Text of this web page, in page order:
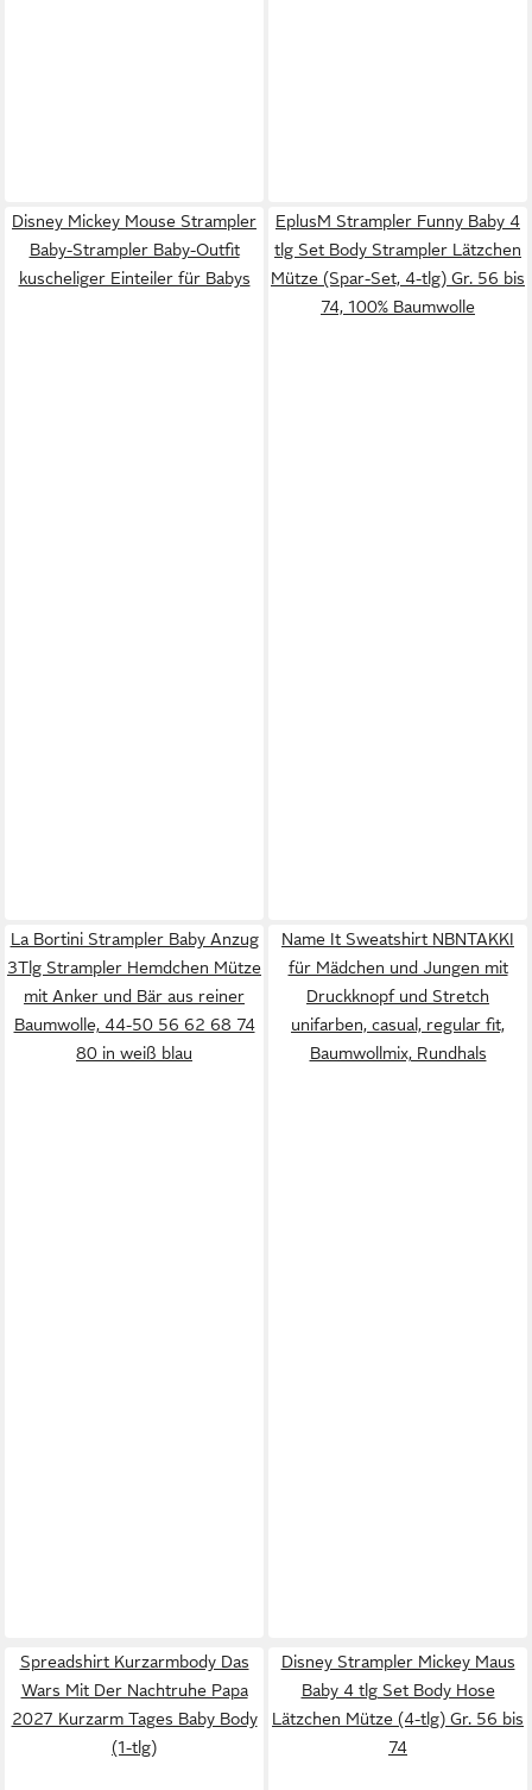
Disney Mickey Mouse Strampler
Baby-Strampler Baby-Outfit
kuscheliger Einteiler für Babys
EplusM Strampler Funny Baby 4
tlg Set Body Strampler Lätzchen
Mütze (Spar-Set, 4-tlg) Gr. 56 bis
74, 100% Baumwolle
La Bortini Strampler Baby Anzug
3Tlg Strampler Hemdchen Mütze
mit Anker und Bär aus reiner
Baumwolle, 44-50 56 62 68 74
80 in weiß blau
Name It Sweatshirt NBNTAKKI
für Mädchen und Jungen mit
Druckknopf und Stretch
unifarben, casual, regular fit,
Baumwollmix, Rundhals
Spreadshirt Kurzarmbody Das
Wars Mit Der Nachtruhe Papa
2027 Kurzarm Tages Baby Body
(1-tlg)
Disney Strampler Mickey Maus
Baby 4 tlg Set Body Hose
Lätzchen Mütze (4-tlg) Gr. 56 bis
74